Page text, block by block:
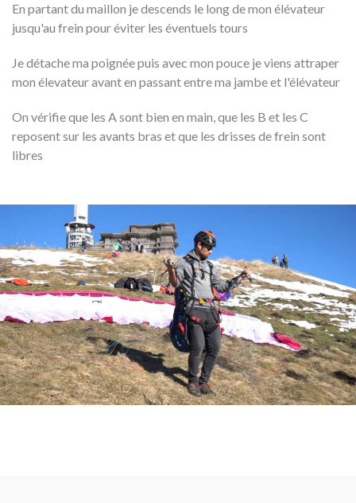
En partant du maillon je descends le long de mon élévateur
jusqu'au frein pour éviter les éventuels tours
Je détache ma poignée puis avec mon pouce je viens attraper
mon élevateur avant en passant entre ma jambe et l'élévateur
On vérifie que les A sont bien en main, que les B et les C
reposent sur les avants bras et que les drisses de frein sont
libres